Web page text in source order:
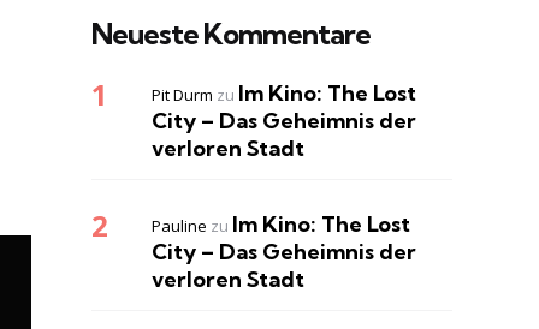
Neueste Kommentare
Pit Durm zu Im Kino: The Lost
City – Das Geheimnis der
verloren Stadt
Pauline zu Im Kino: The Lost
City – Das Geheimnis der
verloren Stadt